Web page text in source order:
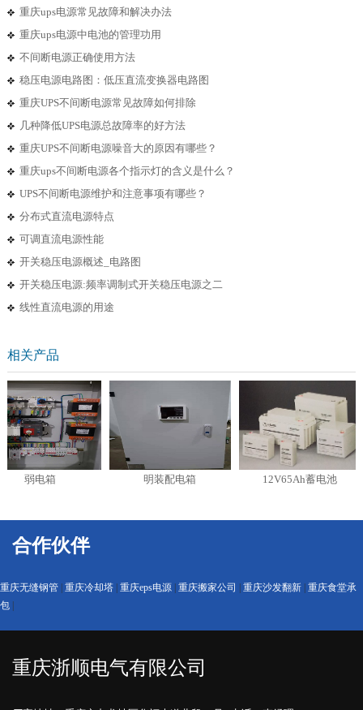
重庆ups电源常见故障和解决办法
重庆ups电源中电池的管理功用
不间断电源正确使用方法
稳压电源电路图：低压直流变换器电路图
重庆UPS不间断电源常见故障如何排除
几种降低UPS电源总故障率的好方法
重庆UPS不间断电源噪音大的原因有哪些？
重庆ups不间断电源各个指示灯的含义是什么？
UPS不间断电源维护和注意事项有哪些？
分布式直流电源特点
可调直流电源性能
开关稳压电源概述_电路图
开关稳压电源:频率调制式开关稳压电源之二
线性直流电源的用途
相关产品
弱电箱 明装配电箱 12V65Ah蓄电池
合作伙伴
重庆无缝钢管 重庆冷却塔 重庆eps电源 重庆搬家公司 重庆沙发翻新 重庆食堂承
包
重庆浙顺电气有限公司